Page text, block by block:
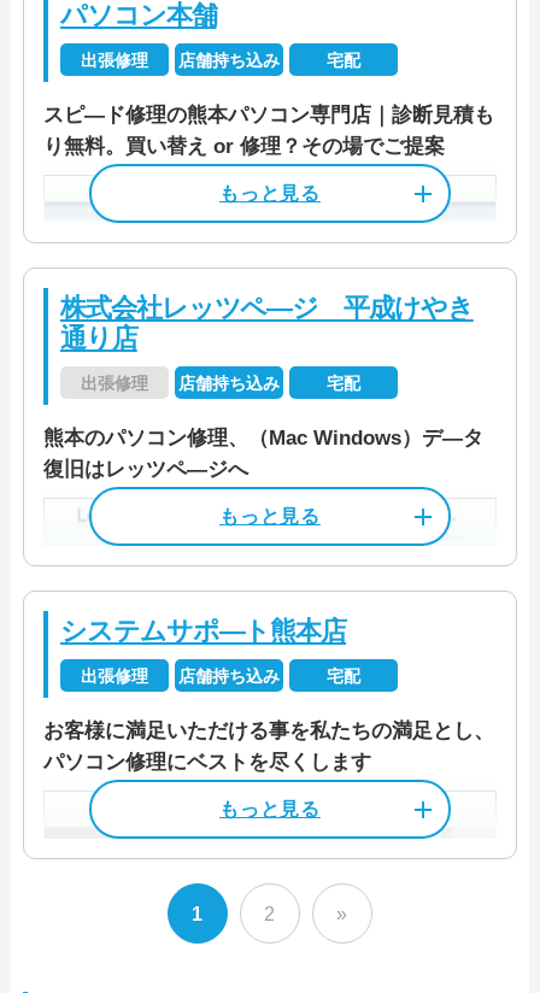
パソコン処分 パソコン販売
葦北郡芦北町/葦北郡津奈木町/阿蘇郡西原村/
阿蘇郡南阿蘇村/天草郡苓北町/天草市/宇城市/
宇土市/上天草市/上益城郡嘉島町/上益城郡甲
郡山都町/菊池郡大津町/菊池郡菊陽町/菊池市/
熊本市/合志市/下益城郡美里町/玉名郡玉東町/
玉名郡長洲町/玉名郡和水町/玉名市/水俣市/八
代郡氷川町/八代市/山鹿市/
もっと見る
この業者の特徴
ＰＣホスピタル（旧：ドクター・ホームネッ
ト）は年中無休で営業、対応エリアは全国
で、全てのメーカーパソコンや自作PCへの対
応が可能なパソコンの専門業者です。
「熊本店」は年末年始以外の9:00～18:00で営
業しています。事前にお電話で予約をしてお
店舗での支払い方法は現金のほか、クレジッ
トカードやQRコードもご利用いただけます。
サポートスタッフは正社員のみで、修理技術
に優れているのはもちろん、状況に合わせた
適切なアドバイスやご提案を行います。お見
積もりを提示して修理内容や料金にご納得い
問点があれば遠慮せず聞きましょう。パソコ
ンに詳しくない方にもわかりやすく簡単な言
特徴
カード決済 モバイル決済
データ保護 即日対応可 全メーカー対応
パソコン処分 パソコン販売
駆けつけ修理対応エリア
熊本市/その他
この業者の特徴
PCレスキューサポートでは、多種多様なPCの
故障に対応しているパソコン修理の専門業者
です。起動不良からブルースクリーン、パス
ワードトラブルまで、幅広い症状に対する解
り出しにも対応し、ハードディスクの障害度
合いによりますが、可能な限りデータの回収
を行ってくれます。また、メモリの故障から
マザーボードの故障、液晶の修理、キーボー
ドの交換、音声出力のトラブルなども対応範
囲内です。PCレスキューサポートの真価は、
トラブルの原因を正確に見極め、最適な修理
方法を提案するところにあります。その分析
力と確かな技術力で、パソコンを直してもも
らえるので困った際には安心して依頼するこ
料金 作業料金3,300円～
料金・メニュー を見る
公式サイトを見る
0120-835-124
特徴
カード決済 モバイル決済 法人対応可
駆けつけ修理対応エリア
葦北郡芦北町/葦北郡津奈木町/阿蘇郡西原村/
阿蘇郡南阿蘇村/天草郡苓北町/天草市/宇城市/
宇土市/上天草市/上益城郡嘉島町/上益城郡甲
佐町/上益城郡益城町/上益城郡御船町/上益城
郡山都町/菊池郡大津町/菊池郡菊陽町/菊池市/
熊本市/合志市/下益城郡美里町/玉名郡玉東町/
もっと見る
この業者の特徴
受付時間 10:00～19:00
資格/免許
マイクロソフト認定技術資格者（M
公式サイトを見る
電話相談・お問い合わせ
0570-066-620
特徴
データ保護 即日対応可 全メーカー対応
パソコン処分 パソコン販売
駆けつけ修理対応エリア
店舗住所
〒 860-0047
熊本県熊本市西区春日1丁目7-13
M's４ビル
熊本市電A系統「祗園橋駅」より徒
九州産交バス「春日一丁目バス
停」より徒歩1分
営業時間 10:00～19:00
定休日 火/水曜/祝日
料金
診断料金550円～
公式サイトを見る
電話相談・お問い合わせ
パソコン本舗
出張修理 店舗持ち込み 宅配
スピ―ド修理の熊本パソコン専門店｜診断見積も
り無料。買い替え or 修理？その場でご提案
店舗住所
〒 862-0963
熊本県熊本市南区出仲間8-6-17
熊本市南区、東バイパス沿い
営業時間 8:00～18:00
受付時間 8:00～18:00
定休日 なし（年中無休）
資格/免許
熊本県公安委員会 第931020002037/
パソコン整備士/遺品整理士/MS Off
iceSpecialist/他
その場で簡単に直る場合6,000円
出張料金 店舗から3km以内(google
株式会社レッツペ―ジ 平成けやき
通り店
出張修理 店舗持ち込み 宅配
熊本のパソコン修理、（Mac Windows）デ―タ
復旧はレッツペ―ジへ
店舗住所
〒 862-096
熊本県熊本市南区出仲間1丁目3-22
10:00～19:00
土曜/日曜/祝日
システムサポ―ト熊本店
出張修理 店舗持ち込み 宅配
お客様に満足いただける事を私たちの満足とし、
パソコン修理にベストを尽くします
1 2 »